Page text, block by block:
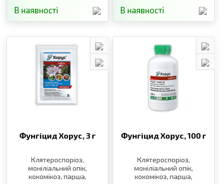
В наявності В наявності
Фунгіцид Хорус, 3 г
Клятероспоріоз,
моніліальний опік,
кокомікоз, парша,
Фунгіцид Хорус,100 г
Клятероспоріоз,
моніліальний опік,
кокомікоз, парша,